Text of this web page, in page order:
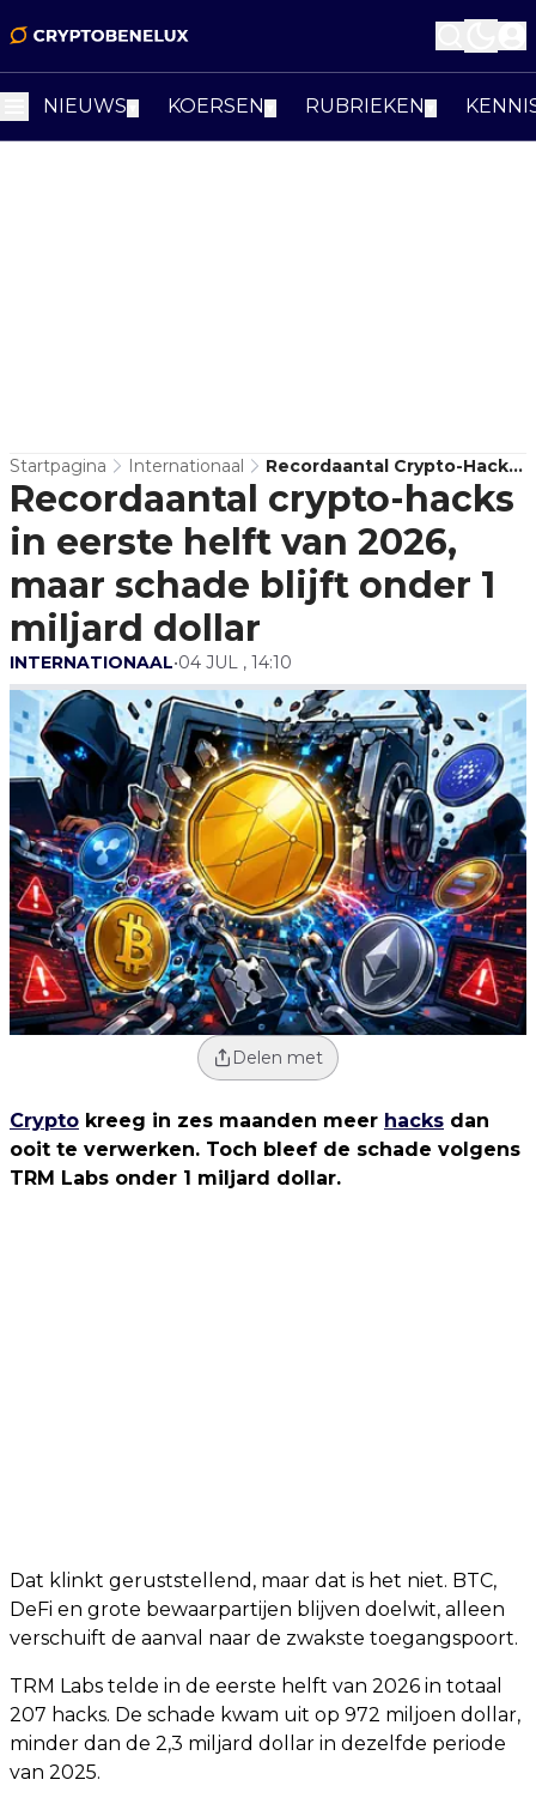
NIEUWS KOERSEN RUBRIEKEN
Startpagina Internationaal
Recordaantal Crypto-Hacks
In Eerste Helft Van 2026,
Maar Schade Blijft Onder 1
Miljard Dollar
Recordaantal crypto-hacks
in eerste helft van 2026,
maar schade blijft onder 1
miljard dollar
INTERNATIONAAL•04 JUL , 14:10
Delen met
Crypto kreeg in zes maanden meer hacks dan
ooit te verwerken. Toch bleef de schade volgens
TRM Labs onder 1 miljard dollar.
Dat klinkt geruststellend, maar dat is het niet. BTC,
DeFi en grote bewaarpartijen blijven doelwit, alleen
verschuift de aanval naar de zwakste toegangspoort.
TRM Labs telde in de eerste helft van 2026 in totaal
207 hacks. De schade kwam uit op 972 miljoen dollar,
minder dan de 2,3 miljard dollar in dezelfde periode
van 2025.